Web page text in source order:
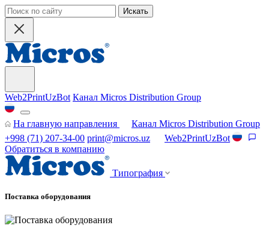
Искать
Web2PrintUzBot Канал Micros Distribution Group
На главную направления
Канал Micros Distribution Group
+998 (71) 207-34-00 print@micros.uz
Web2PrintUzBot
Обратиться в компанию
Типография
Поставка оборудования